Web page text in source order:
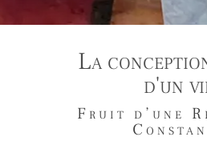
La
d'un
Fruit d’une